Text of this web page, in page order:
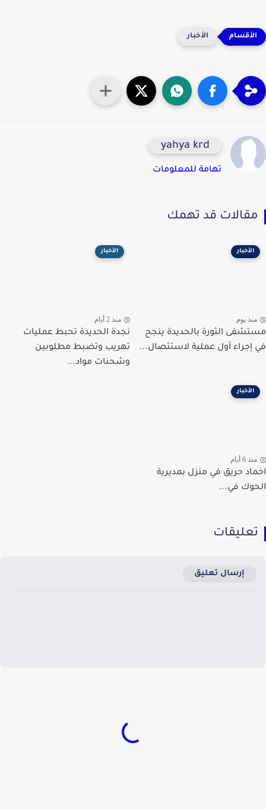
الأخبار
yahya krd
تهامة للمعلومات
قد تهمك
الأخبار
يوم
الثورة بالحديدة ينجح
أول عملية لاستئصال...
الأخبار
منذ 2 أيام
نجدة الحديدة تحبط عمليات
تهريب وتضبط مطلوبين
وشحنات مواد...
الأخبار
6 أيام
حريق في منزل بمديرية
في...
إرسال تعليق